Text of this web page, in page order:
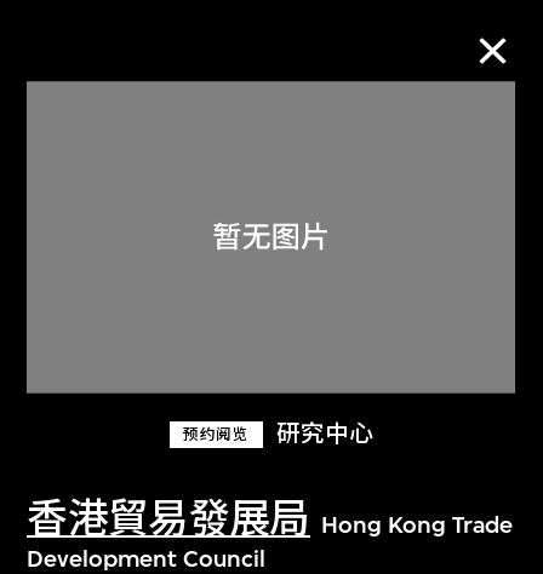
预约阅览 研究中心
香港貿易發展局 Hong Kong Trade
Development Council